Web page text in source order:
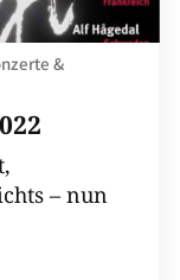
&
– nun